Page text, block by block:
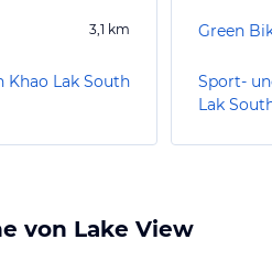
3,1 km
Khao Lak South
Green
Sport-
Lak
von Lake View